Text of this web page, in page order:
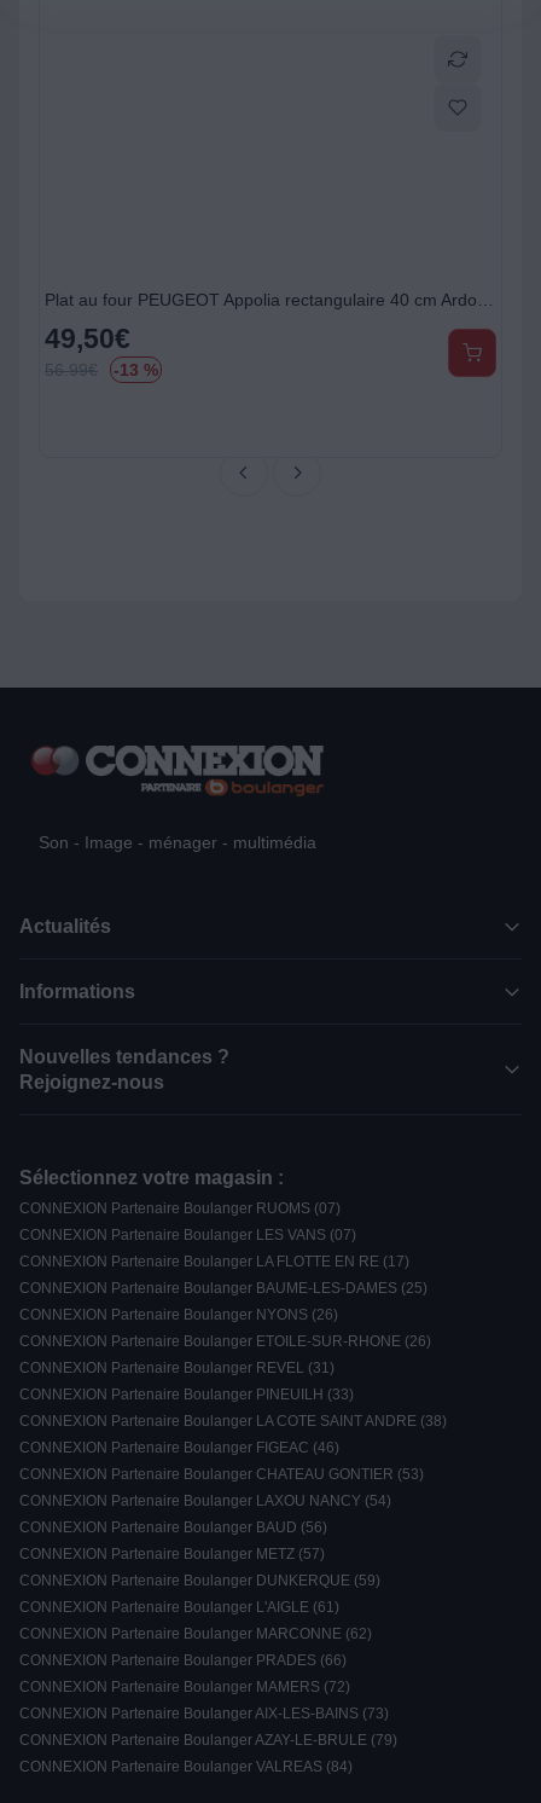
49,50€
56.99€ -13 %
Son - Image - ménager - multimédia
Actualités
Informations
Nouvelles tendances ?
Rejoignez-nous
Sélectionnez votre magasin :
CONNEXION Partenaire Boulanger RUOMS (07)
CONNEXION Partenaire Boulanger LES VANS (07)
CONNEXION Partenaire Boulanger LA FLOTTE EN RE (17)
CONNEXION Partenaire Boulanger BAUME-LES-DAMES (25)
CONNEXION Partenaire Boulanger NYONS (26)
CONNEXION Partenaire Boulanger ETOILE-SUR-RHONE (26)
CONNEXION Partenaire Boulanger REVEL (31)
CONNEXION Partenaire Boulanger PINEUILH (33)
CONNEXION Partenaire Boulanger LA COTE SAINT ANDRE (38)
CONNEXION Partenaire Boulanger FIGEAC (46)
CONNEXION Partenaire Boulanger CHATEAU GONTIER (53)
CONNEXION Partenaire Boulanger LAXOU NANCY (54)
CONNEXION Partenaire Boulanger BAUD (56)
CONNEXION Partenaire Boulanger METZ (57)
CONNEXION Partenaire Boulanger DUNKERQUE (59)
CONNEXION Partenaire Boulanger L'AIGLE (61)
CONNEXION Partenaire Boulanger MARCONNE (62)
CONNEXION Partenaire Boulanger PRADES (66)
CONNEXION Partenaire Boulanger MAMERS (72)
CONNEXION Partenaire Boulanger AIX-LES-BAINS (73)
CONNEXION Partenaire Boulanger AZAY-LE-BRULE (79)
CONNEXION Partenaire Boulanger VALREAS (84)